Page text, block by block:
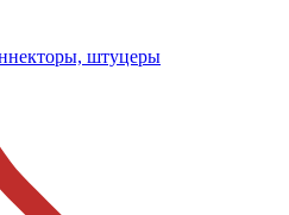
штуцеры